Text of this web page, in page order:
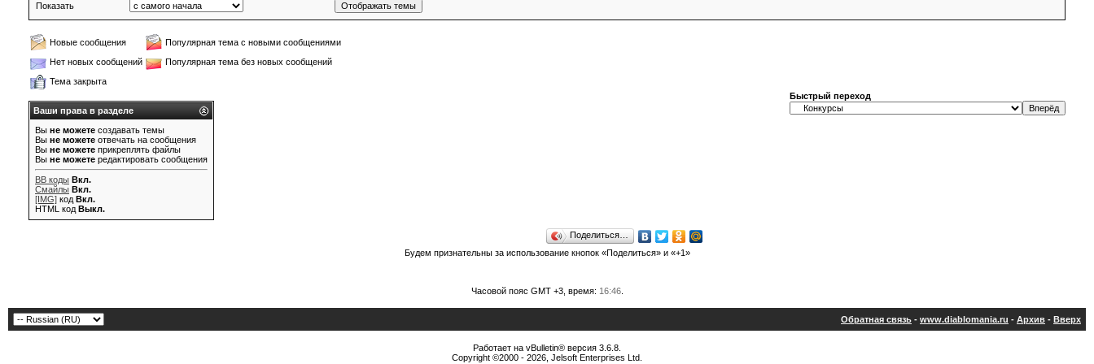
Показать
Новые сообщения
Популярная тема с новыми сообщениями
Нет новых сообщений
Популярная тема без новых сообщений
Тема закрыта
Ваши права в разделе
Вы не можете создавать темы
Вы не можете отвечать на сообщения
Вы не можете прикреплять файлы
Вы не можете редактировать сообщения
BB коды Вкл.
Смайлы Вкл.
[IMG] код Вкл.
HTML код Выкл.
Быстрый переход
Поделиться…
Будем признательны за использование кнопок «Поделиться» и «+1»
Часовой пояс GMT +3, время: 16:46.
Обратная связь - www.diablomania.ru - Архив - Вверх
Работает на vBulletin® версия 3.6.8.
Copyright ©2000 - 2026, Jelsoft Enterprises Ltd.